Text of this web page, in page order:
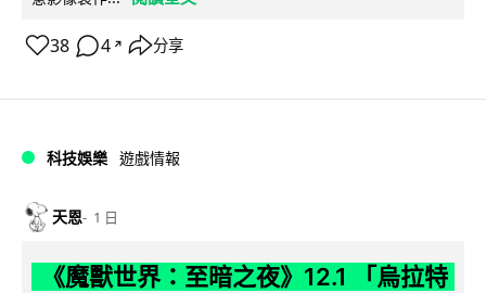
38 4 ↗ 分享
科技娛樂 遊戲情報
天恩 1 日
《魔獸世界：至暗之夜》12.1 「烏拉特